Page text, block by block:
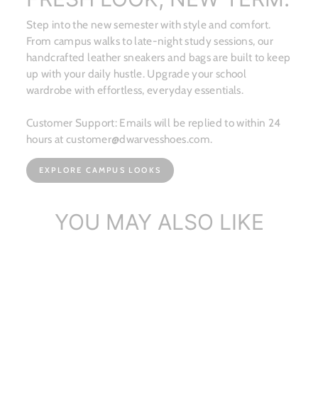
Step into the new semester with style and comfort.
From campus walks to late-night study sessions, our
handcrafted leather sneakers and bags are built to keep
up with your daily hustle. Upgrade your school
wardrobe with effortless, everyday essentials.
Customer Support: Emails will be replied to within 24
hours at customer@dwarvesshoes.com.
EXPLORE CAMPUS LOOKS
YOU MAY ALSO LIKE